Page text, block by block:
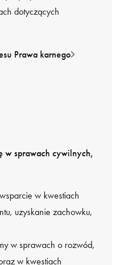
dotyczących
Prawa karnego
w sprawach cywilnych,
w kwestiach
uzyskanie zachowku,
w sprawach o rozwód,
w kwestiach